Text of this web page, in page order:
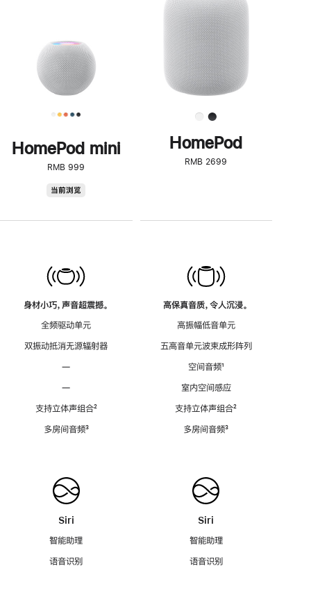
HomePod mini
RMB 999
当前浏览
身材小巧，声音超震撼。
全频驱动单元
双振动抵消无源辐射器
—
—
支持立体声组合脚
²
多房间音频脚
³
Siri
智能助理
语音识别
了
解
HomePod<
HomePod
RMB 2699
高保真音质，令人沉浸。
高振幅低音单元
五高音单元波束成形阵列
空间音频脚
¹
室内空间感应
支持立体声组合脚
²
多房间音频脚
³
Siri
智能助理
语音识别